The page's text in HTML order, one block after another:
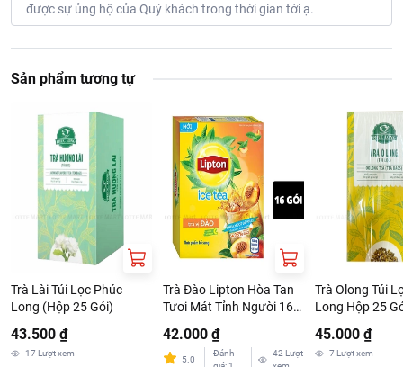
được sự ủng hộ của Quý khách trong thời gian tới ạ.
Sản phẩm tương tự
Trà Lài Túi Lọc Phúc
Long (Hộp 25 Gói)
43.500 ₫
17 Lượt xem
Trà Đào Lipton Hòa Tan
Tươi Mát Tỉnh Người 16
42.000 ₫
5.0
Đánh
42 Lượt
Trà Olong Túi
Long Hộp 25
45.000 ₫
7 Lượt xem